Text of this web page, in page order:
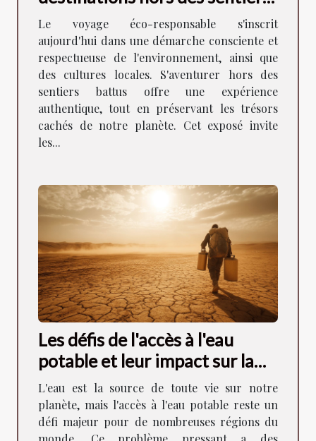
battus
Le voyage éco-responsable s'inscrit
aujourd'hui dans une démarche consciente et
respectueuse de l'environnement, ainsi que
des cultures locales. S'aventurer hors des
sentiers battus offre une expérience
authentique, tout en préservant les trésors
cachés de notre planète. Cet exposé invite
les...
Les défis de l'accès à l'eau
potable et leur impact sur la
stabilité régionale
L'eau est la source de toute vie sur notre
planète, mais l'accès à l'eau potable reste un
défi majeur pour de nombreuses régions du